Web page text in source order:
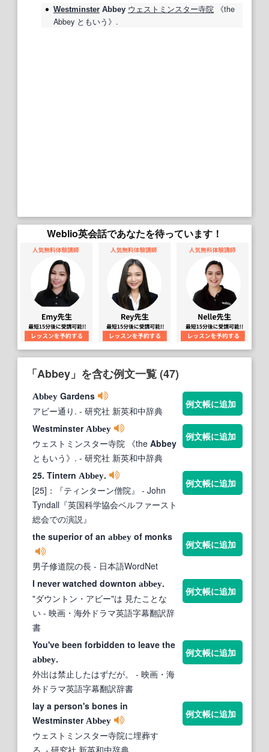
Westminster Abbey ウェストミンスター寺院 《the
Abbey ともいう》.
Weblio英会話であなたを待っています！
「Abbey」を含む例文一覧 (47)
Abbey Gardens
アビー通り. - 研究社 新英和中辞典
例文帳に追加
Westminster Abbey
ウェストミンスター寺院 《the Abbey
ともいう》. - 研究社 新英和中辞典
例文帳に追加
25. Tintern Abbey.
[25]：『ティンターン僧院』 - John
Tyndall『英国科学協会ベルファースト
総会での演説』
例文帳に追加
the superior of an abbey of monks
男子修道院の長 - 日本語WordNet
例文帳に追加
I never watched downton abbey.
"ダウントン・アビー"は 見たことな
い - 映画・海外ドラマ英語字幕翻訳辞
書
例文帳に追加
You've been forbidden to leave the
abbey.
外出は禁止したはずだが。
- 映画・海
外ドラマ英語字幕翻訳辞書
例文帳に追加
lay a person's bones in
Westminster Abbey
ウェストミンスター寺院に埋葬す
例文帳に追加